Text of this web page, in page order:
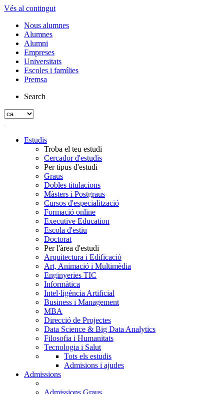
Vés al contingut
Nous alumnes
Alumnes
Alumni
Empreses
Universitats
Escoles i famílies
Premsa
Search
Estudis
Troba el teu estudi
Cercador d'estudis
Per tipus d'estudi
Graus
Dobles titulacions
Màsters i Postgraus
Cursos d'especialització
Formació online
Executive Education
Escola d'estiu
Doctorat
Per l'àrea d'estudi
Arquitectura i Edificació
Art, Animació i Multimèdia
Enginyeries TIC
Informàtica
Intel·ligència Artificial
Business i Management
MBA
Direcció de Projectes
Data Science & Big Data Analytics
Filosofia i Humanitats
Tecnologia i Salut
Tots els estudis
Admisions i ajudes
Admissions
Admissions Graus